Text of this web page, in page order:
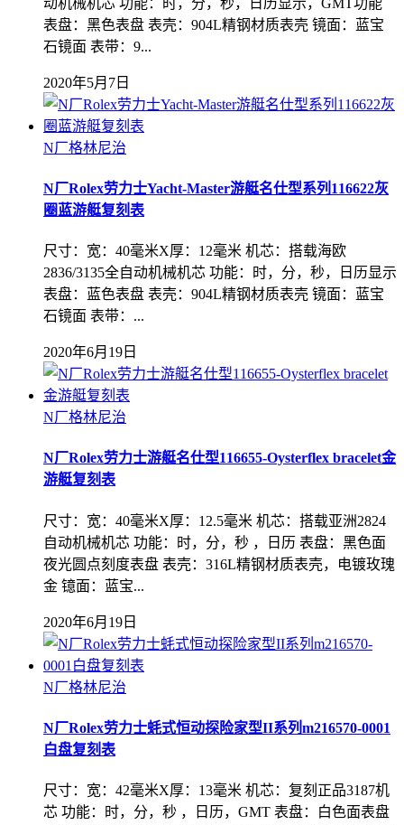
表盘：黑色表盘 表壳：904L精钢材质表壳 镜面：蓝宝
石镜面 表带：9...
2020年5月7日
N厂格林尼治
N厂Rolex劳力士Yacht-Master游艇名仕型系列116622灰
圈蓝游艇复刻表
尺寸：宽：40毫米X厚：12毫米 机芯：搭载海欧
2836/3135全自动机械机‌芯 功能：时，分，秒，日历显示
表盘：蓝色表盘 表壳：904L精钢材质表壳 镜面：蓝宝
石镜面 表带：...
2020年6月19日
N厂格林尼治
N厂Rolex劳力士游艇名仕型116655-Oysterflex bracelet金
游艇复刻表
尺寸：宽：40毫米X厚：12.5毫米 机芯：搭载亚洲2824
自动机械机芯 功能：时，分，秒 ，日历 表盘：黑色面
夜光圆点刻度表盘 表壳：316L精钢材质表壳，电镀玫瑰
金 镱面：蓝宝...
2020年6月19日
N厂格林尼治
N厂Rolex劳力士蚝式恒动探险家型II系列m216570-0001
白盘复刻表
尺寸：宽：42毫米X厚：13毫米 机芯：复刻正品3187机
芯 功能：时，分，秒 ，日历，GMT 表盘：白色面表盘